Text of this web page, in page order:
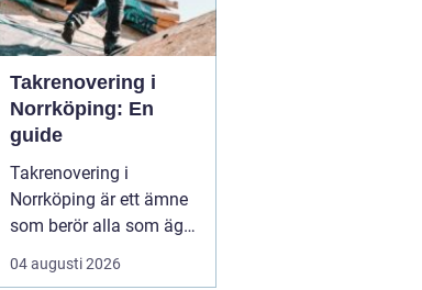
Takrenovering i
Norrköping: En
guide
Takrenovering i
Norrköping är ett ämne
som berör alla som äger
hus, radhus eller
flerfamiljshus i området.
04 augusti 2026